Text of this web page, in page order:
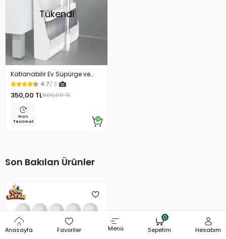
Anasayfa Favoriler Menü
0
Sepetim
Hesabım
Tükendi
Katlanabilir Ev Süpürge ve
Lüks Faraş Seti
4.7/ 3
350,00 TL600,00 TL
Hızlı
Teslimat
Son Bakılan Ürünler